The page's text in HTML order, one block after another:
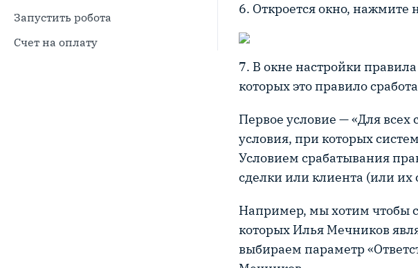
Запустить робота
Счет на оплату
6. Откроется окно, нажмите
7. В окне настройки
которых это правило
Первое условие — «Для
условия, при которых
Условием срабатывания
сделки или клиента (или
Например, мы хотим чтобы
которых Илья Мечников
выбираем параметр